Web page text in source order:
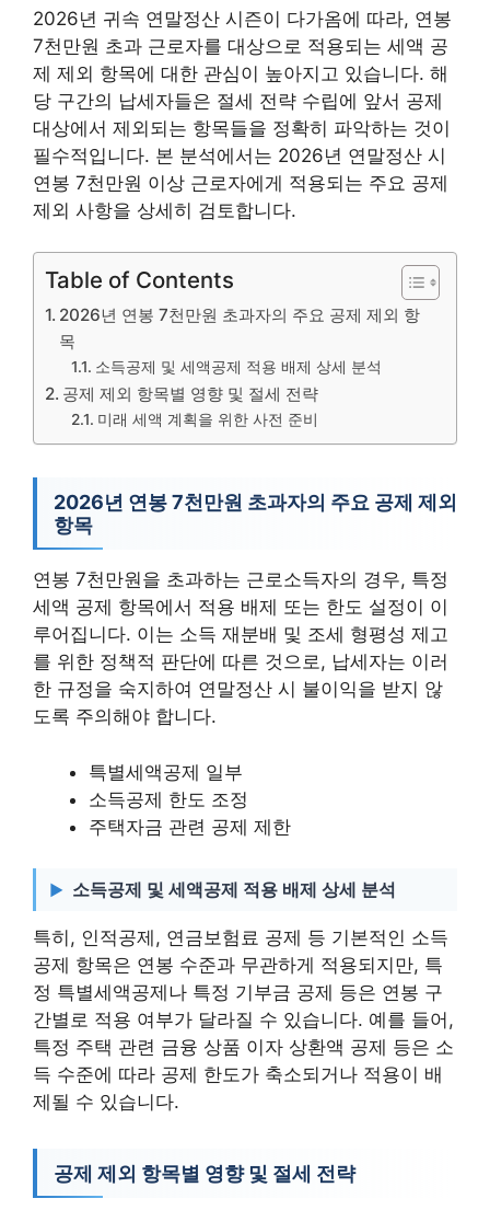
2026년 귀속 연말정산 시즌이 다가옴에 따라, 연봉
7천만원 초과 근로자를 대상으로 적용되는 세액 공
제 제외 항목에 대한 관심이 높아지고 있습니다. 해
당 구간의 납세자들은 절세 전략 수립에 앞서 공제
대상에서 제외되는 항목들을 정확히 파악하는 것이
필수적입니다. 본 분석에서는 2026년 연말정산 시
연봉 7천만원 이상 근로자에게 적용되는 주요 공제
제외 사항을 상세히 검토합니다.
Table of Contents
2026년 연봉 7천만원 초과자의 주요 공제 제외 항
목
소득공제 및 세액공제 적용 배제 상세 분석
공제 제외 항목별 영향 및 절세 전략
미래 세액 계획을 위한 사전 준비
2026년 연봉 7천만원 초과자의 주요 공제 제외
항목
연봉 7천만원을 초과하는 근로소득자의 경우, 특정
세액 공제 항목에서 적용 배제 또는 한도 설정이 이
루어집니다. 이는 소득 재분배 및 조세 형평성 제고
를 위한 정책적 판단에 따른 것으로, 납세자는 이러
한 규정을 숙지하여 연말정산 시 불이익을 받지 않
도록 주의해야 합니다.
특별세액공제 일부
소득공제 한도 조정
주택자금 관련 공제 제한
소득공제 및 세액공제 적용 배제 상세 분석
특히, 인적공제, 연금보험료 공제 등 기본적인 소득
공제 항목은 연봉 수준과 무관하게 적용되지만, 특
정 특별세액공제나 특정 기부금 공제 등은 연봉 구
간별로 적용 여부가 달라질 수 있습니다. 예를 들어,
특정 주택 관련 금융 상품 이자 상환액 공제 등은 소
득 수준에 따라 공제 한도가 축소되거나 적용이 배
제될 수 있습니다.
공제 제외 항목별 영향 및 절세 전략